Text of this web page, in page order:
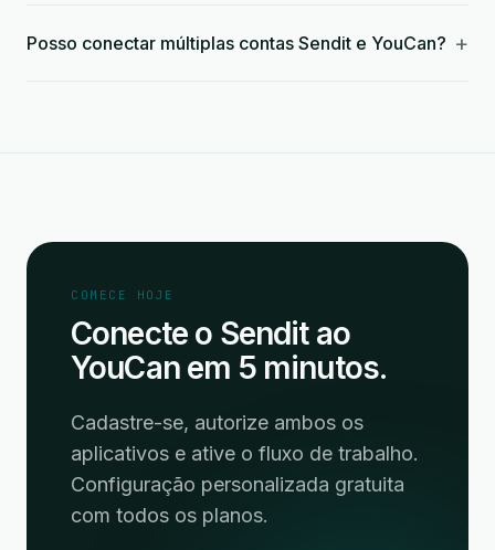
Posso conectar múltiplas contas Sendit e YouCan? +
COMECE HOJE
Conecte o Sendit ao
YouCan em 5 minutos.
Cadastre-se, autorize ambos os
aplicativos e ative o fluxo de trabalho.
Configuração personalizada gratuita
com todos os planos.